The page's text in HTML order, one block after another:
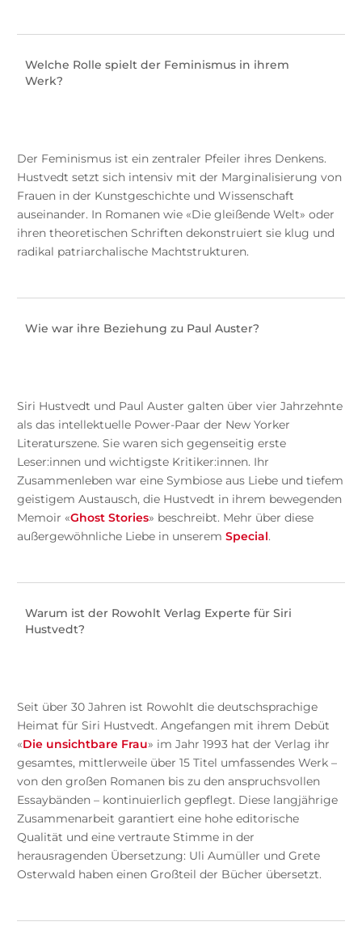
Welche Rolle spielt der Feminismus in ihrem
Werk?
Der Feminismus ist ein zentraler Pfeiler ihres Denkens.
Hustvedt setzt sich intensiv mit der Marginalisierung von
Frauen in der Kunstgeschichte und Wissenschaft
auseinander. In Romanen wie «Die gleißende Welt» oder
ihren theoretischen Schriften dekonstruiert sie klug und
radikal patriarchalische Machtstrukturen.
Wie war ihre Beziehung zu Paul Auster?
Siri Hustvedt und Paul Auster galten über vier Jahrzehnte
als das intellektuelle Power-Paar der New Yorker
Literaturszene. Sie waren sich gegenseitig erste
Leser:innen und wichtigste Kritiker:innen. Ihr
Zusammenleben war eine Symbiose aus Liebe und tiefem
geistigem Austausch, die Hustvedt in ihrem bewegenden
Memoir «Ghost Stories» beschreibt. Mehr über diese
außergewöhnliche Liebe in unserem Special.
Warum ist der Rowohlt Verlag Experte für Siri
Hustvedt?
Seit über 30 Jahren ist Rowohlt die deutschsprachige
Heimat für Siri Hustvedt. Angefangen mit ihrem Debüt
«Die unsichtbare Frau» im Jahr 1993 hat der Verlag ihr
gesamtes, mittlerweile über 15 Titel umfassendes Werk –
von den großen Romanen bis zu den anspruchsvollen
Essaybänden – kontinuierlich gepflegt. Diese langjährige
Zusammenarbeit garantiert eine hohe editorische
Qualität und eine vertraute Stimme in der
herausragenden Übersetzung: Uli Aumüller und Grete
Osterwald haben einen Großteil der Bücher übersetzt.